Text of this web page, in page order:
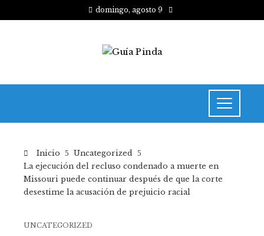
domingo, agosto 9
Inicio
Uncategorized
La ejecución del recluso condenado a muerte en
Missouri puede continuar después de que la corte
desestime la acusación de prejuicio racial
UNCATEGORIZED